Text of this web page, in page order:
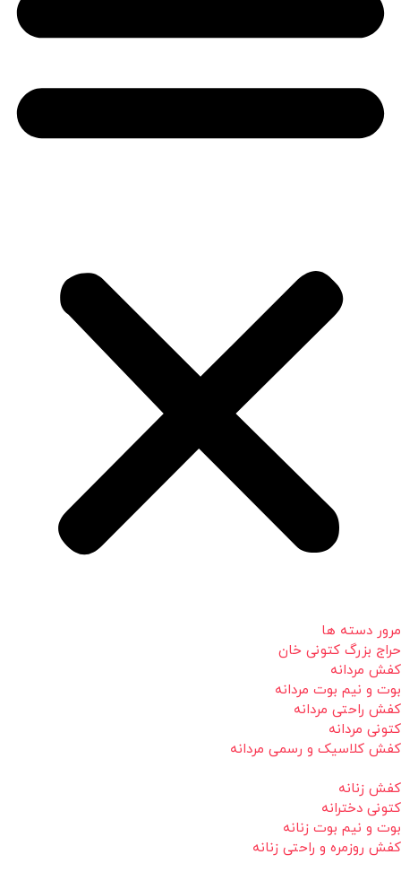
مرور دسته ها
حراج بزرگ کتونی خان
کفش مردانه
بوت و نیم بوت مردانه
کفش راحتی مردانه
کتونی مردانه
کفش کلاسیک و رسمی مردانه
کفش زنانه
کتونی دخترانه
بوت و نیم بوت زنانه
کفش روزمره و راحتی زنانه